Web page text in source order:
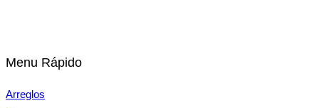
Menu Rápido
Arreglos